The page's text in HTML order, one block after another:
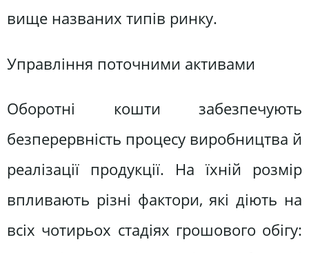
вище названих типів ринку.
Управління поточними активами
Оборотні кошти забезпечують
безперервність процесу виробництва й
реалізації продукції. На їхній розмір
впливають різні фактори, які діють на
всіх чотирьох стадіях грошового обігу: